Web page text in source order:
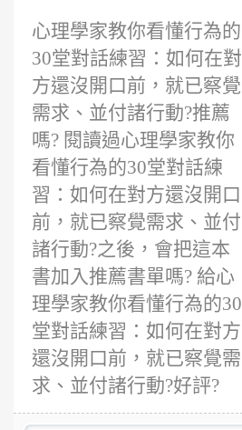
心理學家教你看懂行為的
30堂對話練習：如何在對
方還沒開口前，就已察覺
需求、並付諸行動?推薦
嗎? 閱讀過心理學家教你
看懂行為的30堂對話練
習：如何在對方還沒開口
前，就已察覺需求、並付
諸行動?之後，會把這本
書加入推薦書單嗎? 給心
理學家教你看懂行為的30
堂對話練習：如何在對方
還沒開口前，就已察覺需
求、並付諸行動?好評?